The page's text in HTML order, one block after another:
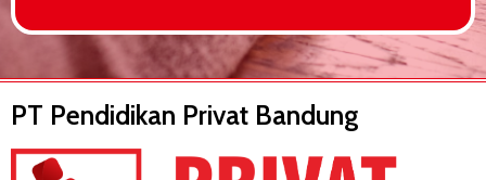
PT Pendidikan Privat Bandung